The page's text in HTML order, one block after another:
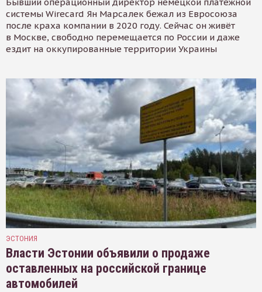
системы Wirecard Ян Марсалек бежал из Евросоюза
после краха компании в 2020 году. Сейчас он живёт
в Москве, свободно перемещается по России и даже
ездит на оккупированные территории Украины
ЭСТОНИЯ
Власти Эстонии объявили о продаже
оставленных на российской границе
автомобилей